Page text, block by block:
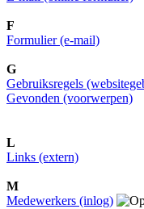
F
Formulier (e-mail)
G
Gebruiksregels
Gevonden (voorwerpen)
L
Links (extern)
M
Medewerkers (inlog)